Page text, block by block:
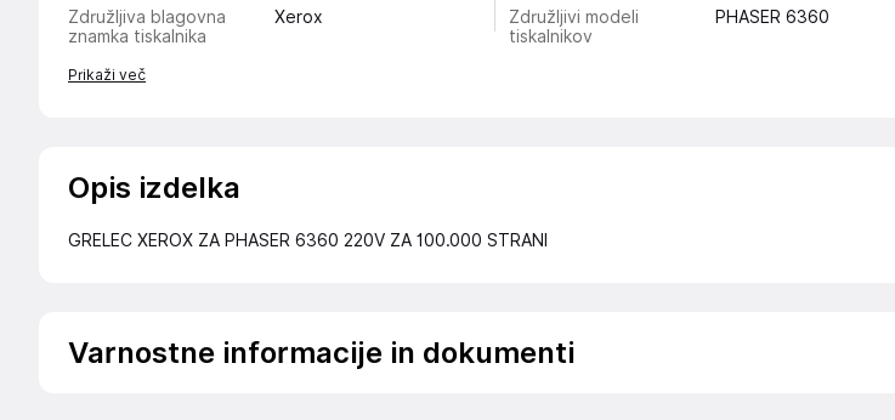
Združljiva blagovna
znamka tiskalnika
Xerox
Združljivi modeli
tiskalnikov
PHASER 6360
Prikaži več
Opis izdelka
GRELEC XEROX ZA PHASER 6360 220V ZA 100.000 STRANI
Varnostne informacije in dokumenti